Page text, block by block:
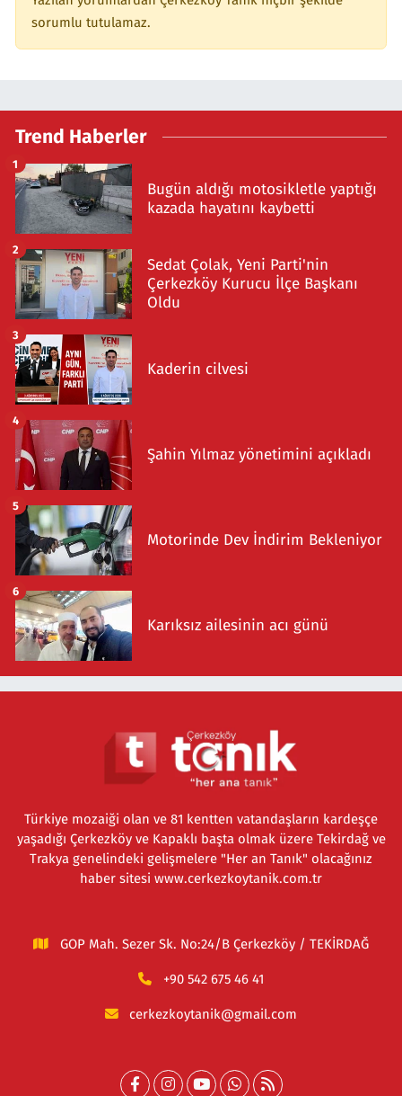
sorumlu tutulamaz.
Trend Haberler
Bugün aldığı motosikletle yaptığı
kazada hayatını kaybetti
1
Sedat Çolak, Yeni Parti'nin
Çerkezköy Kurucu İlçe Başkanı
Oldu
2
Kaderin cilvesi
3
Şahin Yılmaz yönetimini açıkladı
4
Motorinde Dev İndirim Bekleniyor
5
Karıksız ailesinin acı günü
6
Türkiye mozaiği olan ve 81 kentten vatandaşların kardeşçe
yaşadığı Çerkezköy ve Kapaklı başta olmak üzere Tekirdağ ve
Trakya genelindeki gelişmelere "Her an Tanık" olacağınız
haber sitesi www.cerkezkoytanik.com.tr
GOP Mah. Sezer Sk. No:24/B Çerkezköy / TEKİRDAĞ
+90 542 675 46 41
cerkezkoytanik@gmail.com